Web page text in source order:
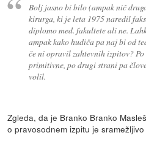
Bolj jasno bi bilo (ampak nič
kirurga, ki je leta 1975 naredil
diplomo med. fakultete ali ne.
ampak kako hudiča pa naj bi od
če ni opravil zahtevnih izpitov?
primitivne, po drugi strani pa
volil.
Zgleda, da je Branko Branko
o pravosodnem izpitu je